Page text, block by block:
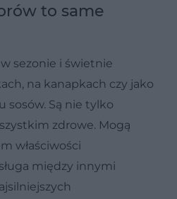
to same
sezonie i świetnie
na kanapkach czy jako
sosów. Są nie tylko
zdrowe. Mogą
właściwości
między innymi